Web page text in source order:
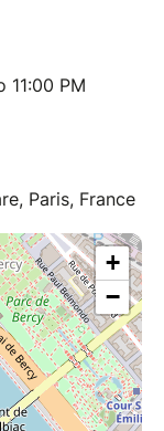
11:00 PM
Paris, France
+
−